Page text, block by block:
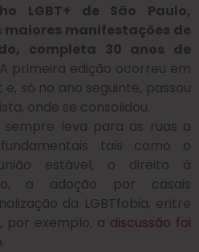
LGBT+ de São Paulo,
manifestações de
completa 30 anos de
A primeira edição ocorreu em
e, só no ano seguinte, passou
onde se consolidou.
sempre leva para as ruas a
tais como o
estável, o direito à
a adoção por casais
da LGBTfobia, entre
por exemplo, a discussão foi
.